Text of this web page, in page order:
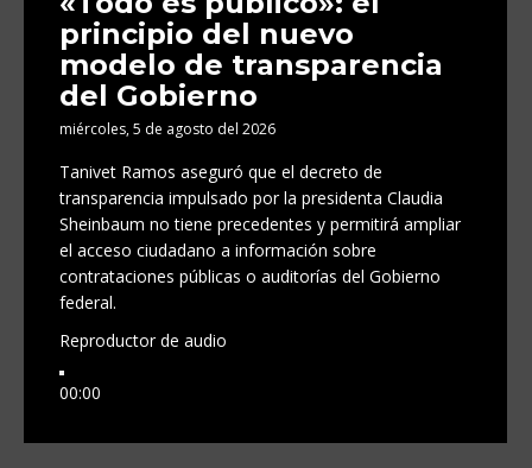
principio del nuevo
modelo de transparencia
del Gobierno
miércoles, 5 de agosto del 2026
Tanivet Ramos aseguró que el decreto de
transparencia impulsado por la presidenta Claudia
Sheinbaum no tiene precedentes y permitirá ampliar
el acceso ciudadano a información sobre
contrataciones públicas o auditorías del Gobierno
federal.
Reproductor de audio
00:00
00:00